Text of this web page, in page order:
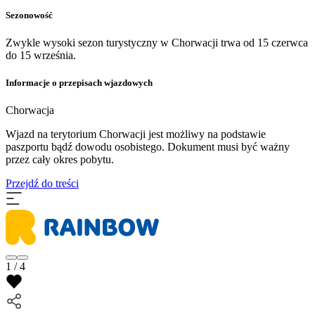
Sezonowość
Zwykle wysoki sezon turystyczny w Chorwacji trwa od 15 czerwca
do 15 września.
Informacje o przepisach wjazdowych
Chorwacja
Wjazd na terytorium Chorwacji jest możliwy na podstawie
paszportu bądź dowodu osobistego. Dokument musi być ważny
przez cały okres pobytu.
Przejdź do treści
1 / 4